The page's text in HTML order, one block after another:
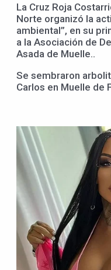
La Cruz Roja
Norte organizó la
ambiental”, en su
a la Asociación de
Asada de Muelle..
Se sembraron
Carlos en Muelle de